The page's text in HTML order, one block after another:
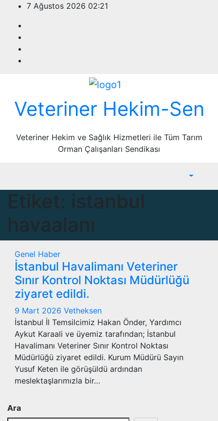
content
7 Ağustos 2026 02:21
Veteriner Hekim-Sen
Veteriner Hekim ve Sağlık Hizmetleri ile Tüm Tarım
Orman Çalışanları Sendikası
Etiket: istanbul
havaalanı
Genel Haber
İstanbul Havalimanı Veteriner
Sınır Kontrol Noktası Müdürlüğü
ziyaret edildi.
9 Mart 2026 Vetheksen
İstanbul İl Temsilcimiz Hakan Önder, Yardımcı
Aykut Karaali ve üyemiz tarafından; İstanbul
Havalimanı Veteriner Sınır Kontrol Noktası
Müdürlüğü ziyaret edildi. Kurum Müdürü Sayın
Yusuf Keten ile görüşüldü ardından
meslektaşlarımızla bir…
Ara